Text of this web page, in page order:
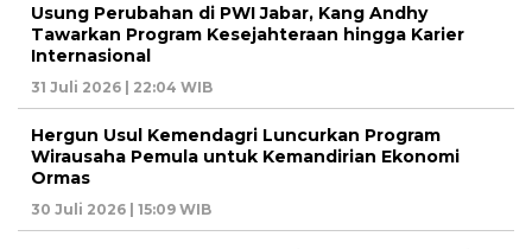
Usung Perubahan di PWI Jabar, Kang Andhy
Tawarkan Program Kesejahteraan hingga Karier
Internasional
31 Juli 2026 | 22:04 WIB
Hergun Usul Kemendagri Luncurkan Program
Wirausaha Pemula untuk Kemandirian Ekonomi
Ormas
30 Juli 2026 | 15:09 WIB